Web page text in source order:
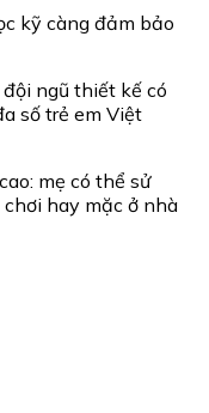
kỹ càng đảm bảo
đội ngũ thiết kế có
số trẻ em Việt
mẹ có thể sử
hay mặc ở nhà